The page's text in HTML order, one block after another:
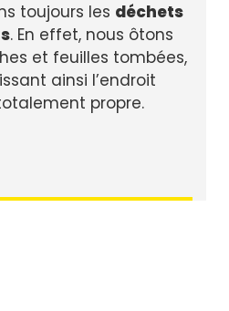
toujours les déchets
. En effet, nous ôtons
et feuilles tombées,
ainsi l’endroit
propre.